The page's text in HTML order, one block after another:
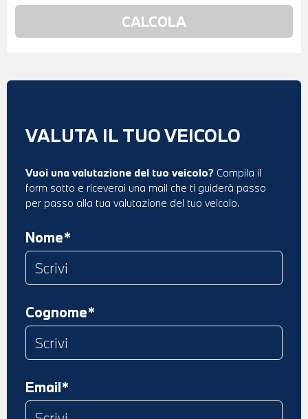
VALUTA IL TUO VEICOLO
Vuoi una valutazione del tuo veicolo? Compila il
form sotto e riceverai una mail che ti guiderà passo
per passo alla tua valutazione del tuo veicolo.
Nome*
Cognome*
Email*